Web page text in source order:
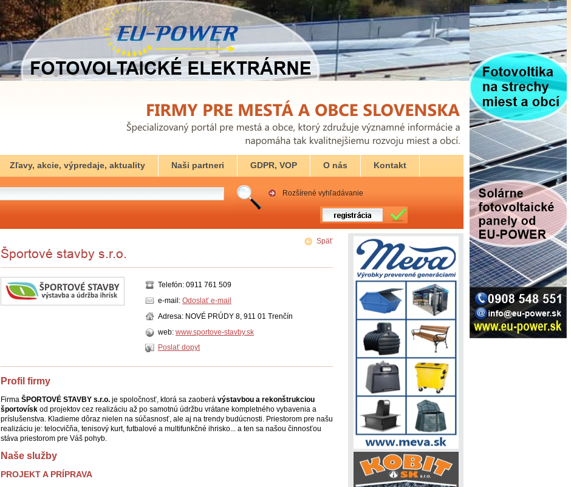
Zľavy, akcie, výpredaje, aktuality Naši partneri GDPR, VOP O nás Kontakt
Rozšírené vyhľadávanie
Späť
Telefón: 0911 761 509
e-mail: Odoslať e-mail
Adresa: NOVÉ PRÚDY 8, 911 01 Trenčín
web: www.sportove-stavby.sk
Poslať dopyt
Profil firmy
Firma ŠPORTOVÉ STAVBY s.r.o. je spoločnosť, ktorá sa zaoberá výstavbou a rekonštrukciou
športovísk od projektov cez realizáciu až po samotnú údržbu vrátane kompletného vybavenia a
príslušenstva. Kladieme dôraz nielen na súčasnosť, ale aj na trendy budúcnosti. Priestorom pre našu
realizáciu je: telocvičňa, tenisový kurt, futbalové a multifunkčné ihrisko... a ten sa našou činnosťou
stáva priestorom pre Váš pohyb.
Naše služby
PROJEKT A PRÍPRAVA